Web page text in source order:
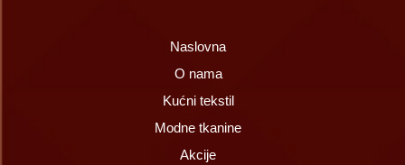
Naslovna
O nama
Kućni tekstil
Modne tkanine
Akcije